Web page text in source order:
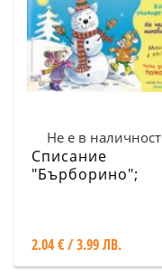
Не е в наличност
Списание
"Бърборино";
2.04 € / 3.99 ЛВ.